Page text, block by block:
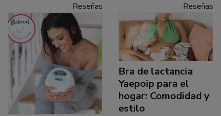
Reseñas Reseñas
Bra de lactancia
Yaepoip para el
hogar: Comodidad y
estilo